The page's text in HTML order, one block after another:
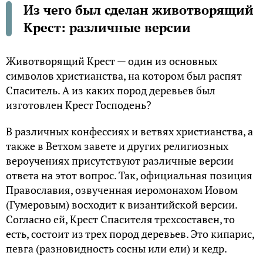
Из чего был сделан животворящий
Крест: различные версии
Животворящий Крест — один из основных
символов христианства, на котором был распят
Спаситель. А из каких пород деревьев был
изготовлен Крест Господень?
В различных конфессиях и ветвях христианства, а
также в Ветхом завете и других религиозных
вероучениях присутствуют различные версии
ответа на этот вопрос. Так, официальная позиция
Православия, озвученная иеромонахом Иовом
(Гумеровым) восходит к византийской версии.
Согласно ей, Крест Спасителя трехсоставен, то
есть, состоит из трех пород деревьев. Это кипарис,
певга (разновидность сосны или ели) и кедр.